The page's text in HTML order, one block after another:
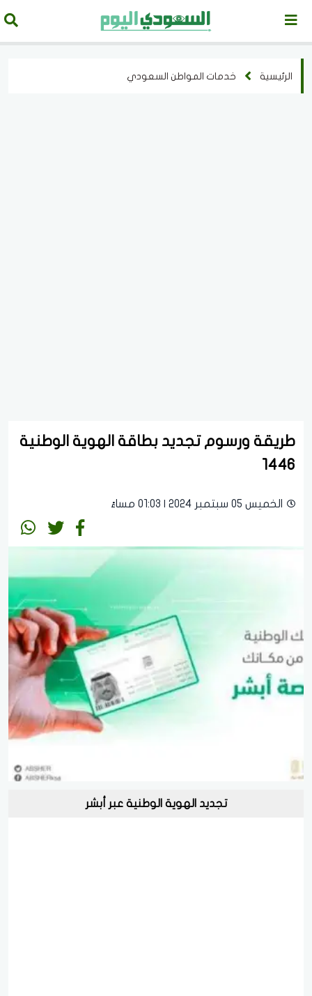
الرئيسية خدمات المواطن السعودي
طريقة ورسوم تجديد بطاقة الهوية الوطنية
1446
الخميس 05 سبتمبر 2024 | 01:03 مساءً
تجديد الهوية الوطنية عبر أبشر